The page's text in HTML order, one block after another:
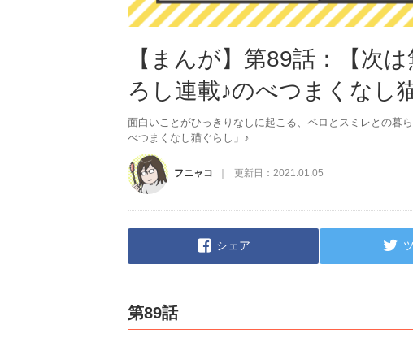
【まんが】第89話：【次
ろし連載♪のべつまくなし
面白いことがひっきりなしに起こる、ペロとスミレとの暮
べつまくなし猫ぐらし」♪
フニャコ 更新日： 2021.01.05
シェア
第89話